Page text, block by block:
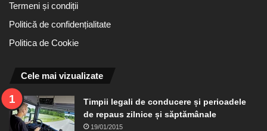
Termeni și condiții
Politică de confidențialitate
Politica de Cookie
Cele mai vizualizate
Timpii legali de conducere și perioadele
de repaus zilnice și săptămânale
19/01/2015